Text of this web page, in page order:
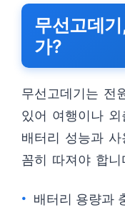
무선고데
가?
무선고데기는 전
있어 여행이나
배터리 성능과
꼼히 따져야 합니
배터리 용량과